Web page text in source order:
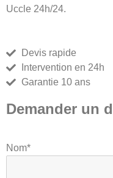
Uccle 24h/24.
Devis rapide
Intervention en 24h
Garantie 10 ans
Demander un
Nom*